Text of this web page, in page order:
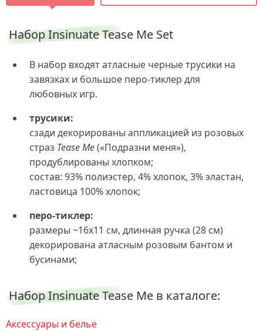
Набор Insinuate Tease Me Set
В набор входят атласные черные трусики на
завязках и большое перо-тиклер для
любовных игр.
трусики:
сзади декорированы аппликацией из розовых
страз Tease Me(«Подразни меня»),
продублированы хлопком;
состав: 93% полиэстер, 4% хлопок, 3% эластан,
ластовица 100% хлопок;
перо-тиклер:
размеры ~16x11 см, длинная ручка (28 см)
декорирована атласным розовым бантом и
бусинами;
Набор Insinuate Tease Me в каталоге:
Аксессуары и белье